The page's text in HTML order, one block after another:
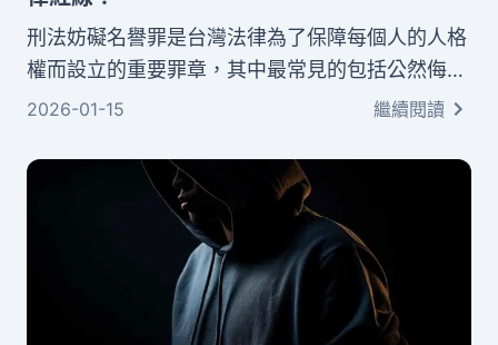
刑法妨礙名譽罪是台灣法律為了保障每個人的人格
權而設立的重要罪章，其中最常見的包括公然侮辱
與誹謗兩種行為。透過名譽權保護機制，法律在維
業且易懂的方式，為您完整解析妨害名譽罪成立要
件的各個面向。
2026-01-15 繼續閱讀